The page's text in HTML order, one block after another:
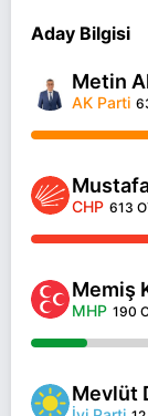
Aday Bilgisi
Metin
AK Parti
CHP 613
Memiş
MHP 190
Mevlüt